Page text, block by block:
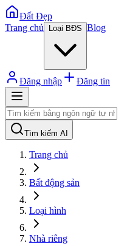
Đất Đẹp
Trang chủ
Loại BĐS Blog
Đăng nhập Đăng tin
Tìm kiếm AI
Trang chủ
Bất động sản
Loại hình
Nhà riêng